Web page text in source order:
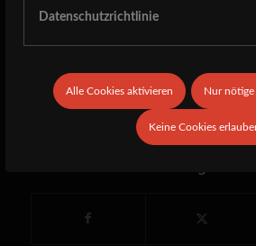
Datenschutzrichtlinie
Alle Cookies aktivieren Nur nötige
Keine Cookies
Triumph of Death, Asphyx, Riot
17. APRIL 2024